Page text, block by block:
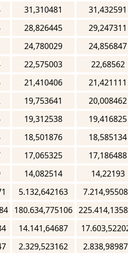
31,310481
31,432591
28,826445
29,247311
24,780029
24,856847
22,575003
22,68562
21,410406
21,421111
19,753641
20,008462
19,312538
19,416825
18,501876
18,585134
17,065325
17,186488
14,082514
14,22193
5.132,642163
7.214,955088
180.634,775106 225.414,135854
14.141,64687
17.603,522023
2.329,523162
2.838,989877